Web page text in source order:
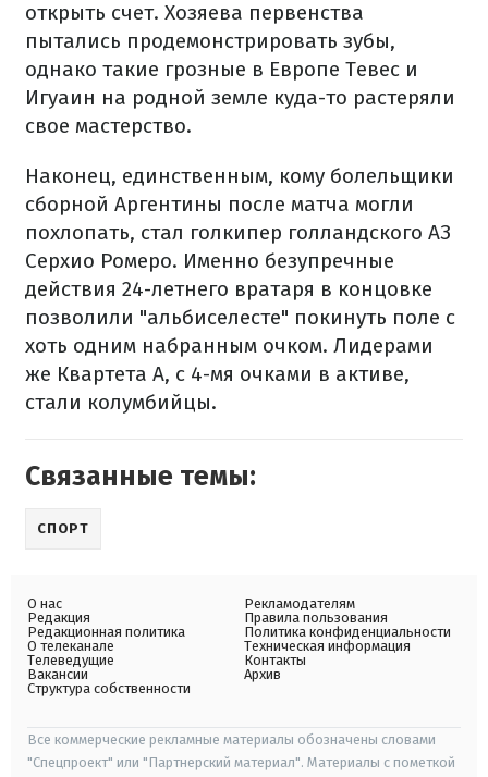
открыть счет. Хозяева первенства
пытались продемонстрировать зубы,
однако такие грозные в Европе Тевес и
Игуаин на родной земле куда-то растеряли
свое мастерство.
Наконец, единственным, кому болельщики
сборной Аргентины после матча могли
похлопать, стал голкипер голландского АЗ
Серхио Ромеро. Именно безупречные
действия 24-летнего вратаря в концовке
позволили "альбиселесте" покинуть поле с
хоть одним набранным очком. Лидерами
же Квартета А, с 4-мя очками в активе,
стали колумбийцы.
Связанные темы:
СПОРТ
О нас
Редакция
Редакционная политика
О телеканале
Телеведущие
Вакансии
Структура собственности
Рекламодателям
Правила пользования
Политика конфиденциальности
Техническая информация
Контакты
Архив
Все коммерческие рекламные материалы обозначены словами
"Спецпроект" или "Партнерский материал". Материалы с пометкой